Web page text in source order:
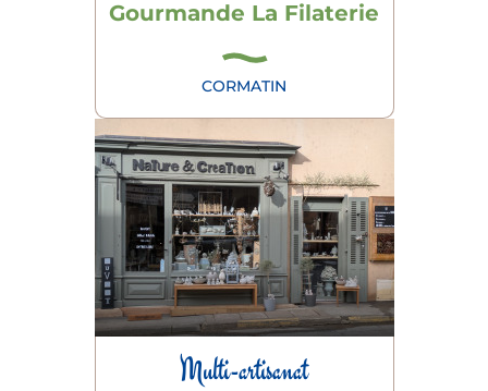
Gourmande La Filaterie
CORMATIN
Multi-artisanat